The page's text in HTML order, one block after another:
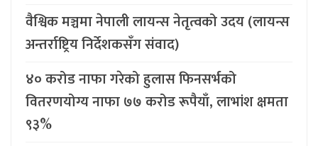
वैश्विक मञ्चमा नेपाली लायन्स नेतृत्वको उदय (लायन्स
अन्तर्राष्ट्रिय निर्देशकसँग संवाद)
४० करोड नाफा गरेको हुलास फिनसर्भको
वितरणयोग्य नाफा ७७ करोड रूपैयाँ, लाभांश क्षमता
९३%